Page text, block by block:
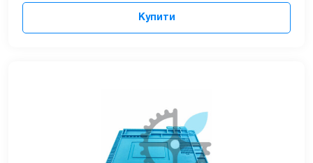
Купити